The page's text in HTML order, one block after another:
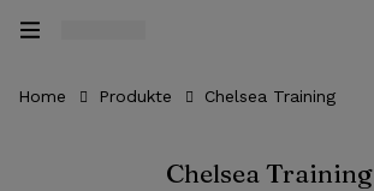
Home Produkte Chelsea Training
Chelsea Training